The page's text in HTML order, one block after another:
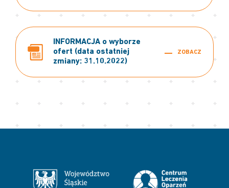
INFORMACJA o wyborze
ofert (data ostatniej
zmiany: 31.10.2022)
ZOBACZ